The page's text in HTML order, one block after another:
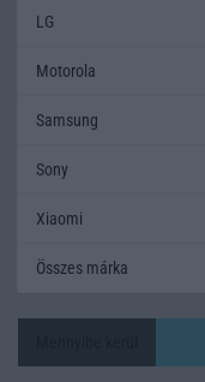
LG
Motorola
Samsung
Sony
Xiaomi
Összes márka